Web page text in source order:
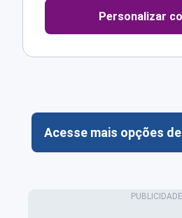
Personalizar
Acesse mais opções